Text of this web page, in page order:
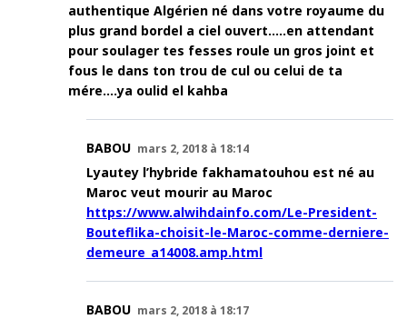
authentique Algérien né dans votre royaume du
plus grand bordel a ciel ouvert…..en attendant
pour soulager tes fesses roule un gros joint et
fous le dans ton trou de cul ou celui de ta
mére….ya oulid el kahba
BABOU mars 2, 2018 à 18:14
Lyautey l’hybride fakhamatouhou est né au
Maroc veut mourir au Maroc
https://www.alwihdainfo.com/Le-President-
Bouteflika-choisit-le-Maroc-comme-derniere-
demeure_a14008.amp.html
BABOU mars 2, 2018 à 18:17